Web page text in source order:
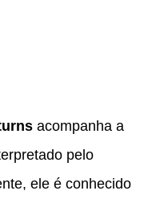
acompanha a
pelo
ele é conhecido